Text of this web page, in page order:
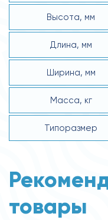
Высота, мм
Длина, мм
Ширина, мм
Масса, кг
Типоразмер
товары